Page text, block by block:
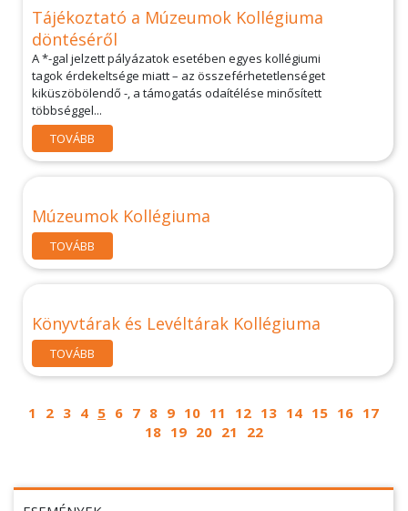
Tájékoztató a Múzeumok Kollégiuma
döntéséről
A *-gal jelzett pályázatok esetében egyes kollégiumi
tagok érdekeltsége miatt – az összeférhetetlenséget
kiküszöbölendő -, a támogatás odaítélése minősített
többséggel...
TOVÁBB
Múzeumok Kollégiuma
TOVÁBB
Könyvtárak és Levéltárak Kollégiuma
TOVÁBB
1 2 3 4 5 6 7 8 9 10 11 12 13 14 15 16 17
18 19 20 21 22